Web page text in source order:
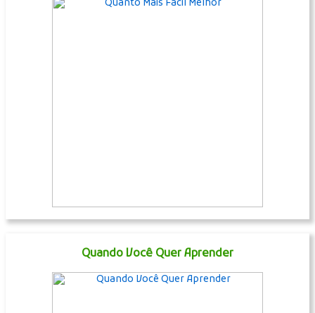
Quando Você Quer Aprender